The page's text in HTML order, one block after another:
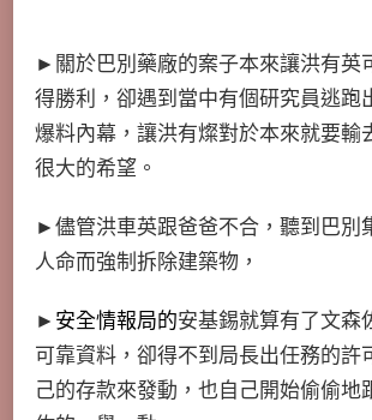
►關於巴別藥廠的案子本來讓洪有英
得勝利，卻遇到當中有個研究員逃跑
爆料內幕，讓洪有燦對於本來就要輸
很大的希望。
►儘管洪車英跟爸爸不合，聽到巴別
人命而強制拆除建築物，
► 安全情報局的安基錫就算有了文森
可靠資料，卻得不到局長出任務的許
己的存款來發動，也自己開始偷偷地